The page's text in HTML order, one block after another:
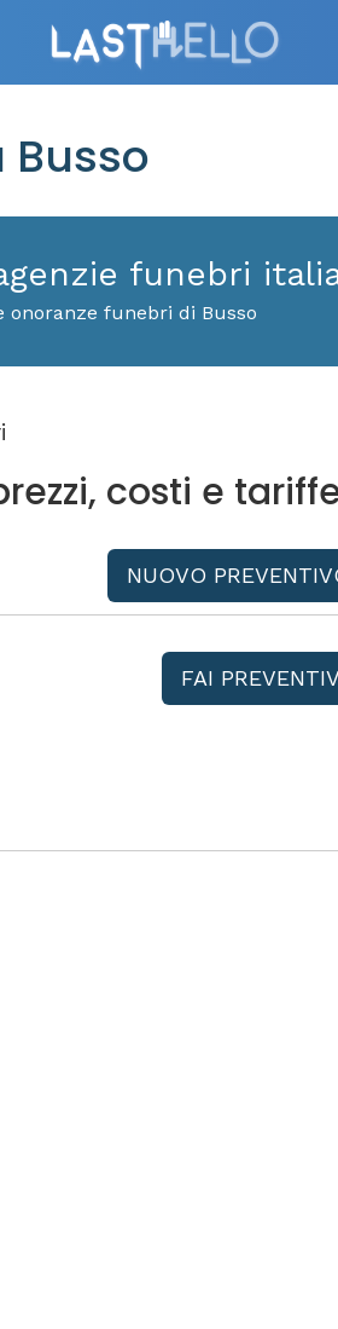
Busso
funebri
onoranze funebri di Busso
costi e
NUOVO
FAI